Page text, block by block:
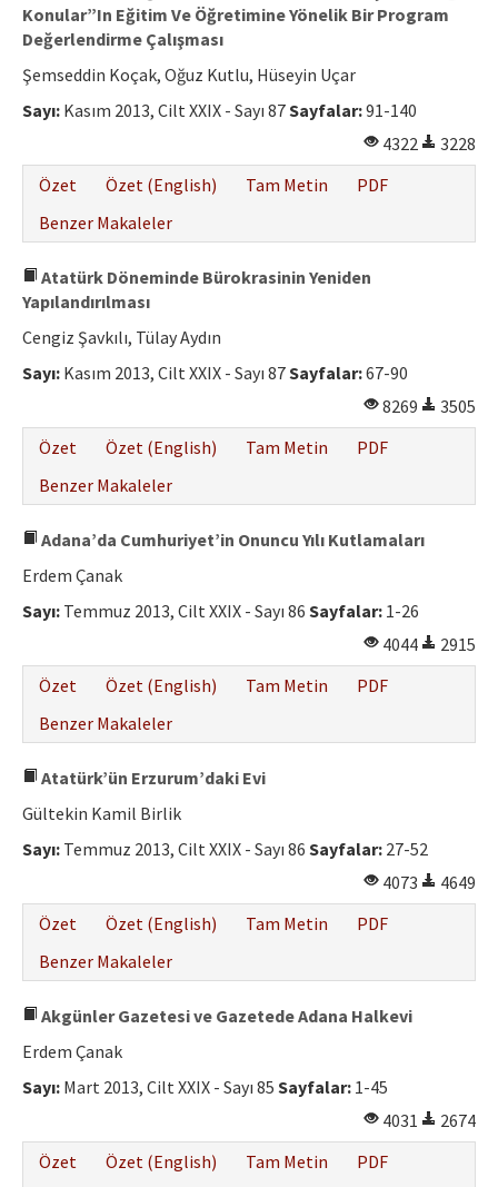
Konular”In Eğitim Ve Öğretimine Yönelik Bir Program
Değerlendirme Çalışması
Şemseddin Koçak, Oğuz Kutlu, Hüseyin Uçar
Sayı: Kasım 2013, Cilt XXIX - Sayı 87Sayfalar:91-140
4322
3228
Özet
Özet (English) Tam Metin
PDF
Benzer Makaleler
Atatürk Döneminde Bürokrasinin Yeniden
Yapılandırılması
Cengiz Şavkılı, Tülay Aydın
Sayı: Kasım 2013, Cilt XXIX - Sayı 87Sayfalar:67-90
8269
3505
Özet
Özet (English) Tam Metin
PDF
Benzer Makaleler
Adana’da Cumhuriyet’in Onuncu Yılı Kutlamaları
Erdem Çanak
Sayı: Temmuz 2013, Cilt XXIX - Sayı 86 Sayfalar: 1-26
4044
2915
Özet
Özet (English) Tam Metin
PDF
Benzer Makaleler
Atatürk’ün Erzurum’daki Evi
Gültekin Kamil Birlik
Sayı: Temmuz 2013, Cilt XXIX - Sayı 86 Sayfalar: 27-52
4073
4649
Özet
Özet (English) Tam Metin
PDF
Benzer Makaleler
Akgünler Gazetesi ve Gazetede Adana Halkevi
Erdem Çanak
Sayı: Mart 2013, Cilt XXIX - Sayı 85 Sayfalar: 1-45
4031
2674
Özet
Özet (English) Tam Metin
PDF